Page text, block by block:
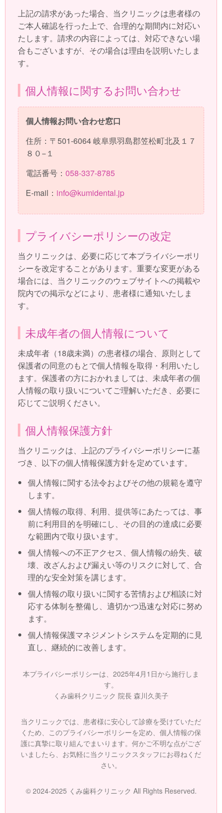
上記の請求があった場合、当クリニックは患者様の
ご本人確認を行った上で、合理的な期間内に対応い
たします。請求の内容によっては、対応できない場
合もございますが、その場合は理由を説明いたしま
す。
個人情報に関するお問い合わせ
個人情報お問い合わせ窓口
住所：〒501-6064 岐阜県羽島郡笠松町北及１７
８０−１
電話番号： 058-337-8785
E-mail： info@kumidental.jp
プライバシーポリシーの改定
当クリニックは、必要に応じて本プライバシーポリ
シーを改定することがあります。重要な変更がある
場合には、当クリニックのウェブサイトへの掲載や
院内での掲示などにより、患者様に通知いたしま
す。
未成年者の個人情報について
未成年者（18歳未満）の患者様の場合、原則として
保護者の同意のもとで個人情報を取得・利用いたし
ます。保護者の方におかれましては、未成年者の個
人情報の取り扱いについてご理解いただき、必要に
応じてご説明ください。
個人情報保護方針
当クリニックは、上記のプライバシーポリシーに基
づき、以下の個人情報保護方針を定めています。
個人情報に関する法令およびその他の規範を遵守
します。
個人情報の取得、利用、提供等にあたっては、事
前に利用目的を明確にし、その目的の達成に必要
な範囲内で取り扱います。
個人情報への不正アクセス、個人情報の紛失、破
壊、改ざんおよび漏えい等のリスクに対して、合
理的な安全対策を講じます。
個人情報の取り扱いに関する苦情および相談に対
応する体制を整備し、適切かつ迅速な対応に努め
ます。
個人情報保護マネジメントシステムを定期的に見
直し、継続的に改善します。
本プライバシーポリシーは、2025年4月1日から施行しま
す。
くみ歯科クリニック 院長 森川久美子
当クリニックでは、患者様に安心して診療を受けていただ
くため、このプライバシーポリシーを定め、個人情報の保
護に真摯に取り組んでまいります。何かご不明な点がござ
いましたら、お気軽に当クリニックスタッフにお尋ねくだ
さい。
© 2024-2025 くみ歯科クリニック All Rights Reserved.